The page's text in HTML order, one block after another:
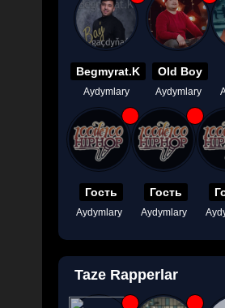
Begmyrat.K
Aydymlary
Old Boy
Aydymlary
Гость
Aydymlary
Гость
Aydymlary
Taze Rapperlar